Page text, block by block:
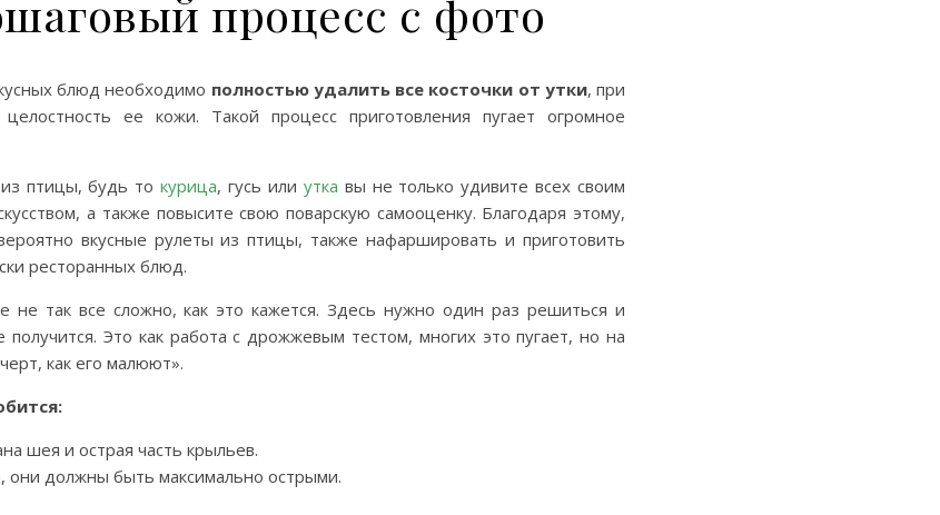
процесс с фото
блюд необходимо полностью удалить все косточки от утки, при
ее кожи. Такой процесс приготовления пугает огромное
из птицы, будь токурица, гусь или утка вы не только удивите всех своим
а также повысите свою поварскую самооценку. Благодаря этому,
вкусные рулеты из птицы, также нафаршировать и приготовить
ресторанных блюд.
не так все сложно, как это кажется. Здесь нужно один раз решиться и
получится. Это как работа с дрожжевым тестом, многих это пугает, но на
как его малюют».
шея и острая часть крыльев.
должны быть максимально острыми.